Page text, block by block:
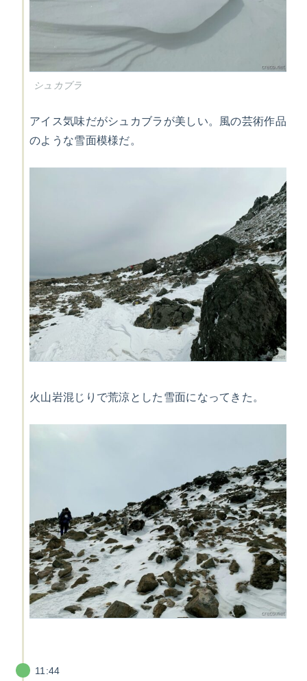
シュカブラ
アイス気味だがシュカブラが美しい。風の芸術作品
のような雪面模様だ。
火山岩混じりで荒涼とした雪面になってきた。
11:44